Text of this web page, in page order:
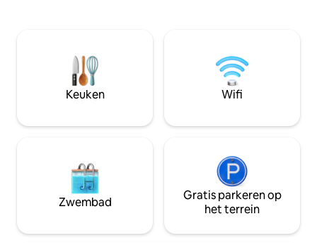
Monument Circle 📍 Gainbridge
Fieldhouse 📍 Indiana Convention
Center 📍 Mass Ave 📍 Lucas Oil Stadium
onvergetelijke
25min Indy
Reservoir, 35min
chique locatie
Keuken Wifi
Zwembad
Gratis parkeren op
het terrein